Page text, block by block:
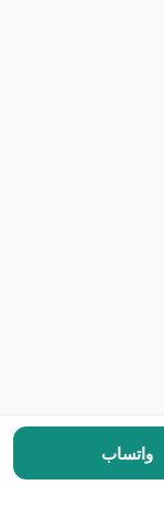
للاستقدام
واتساب